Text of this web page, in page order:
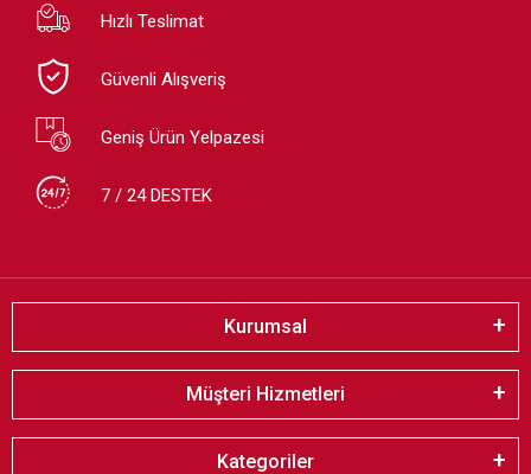
Hızlı Teslimat
Güvenli Alışveriş
Geniş Ürün Yelpazesi
7 / 24 DESTEK
Kurumsal
Müşteri Hizmetleri
Kategoriler